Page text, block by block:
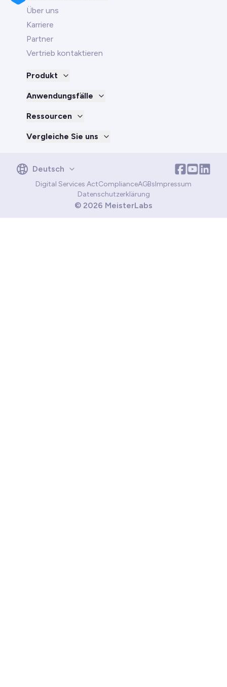
Über uns
Karriere
Partner
Vertrieb kontaktieren
Produkt
Anwendungsfälle
Ressourcen
Vergleiche Sie uns
Deutsch
English
Deutsch
Português
Digital Services ActComplianceAGBsImpressum
Datenschutzerklärung
© 2026 MeisterLabs